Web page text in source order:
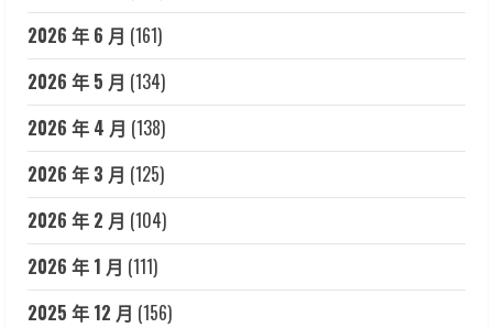
2026 年 6 月 (161)
2026 年 5 月 (134)
2026 年 4 月 (138)
2026 年 3 月 (125)
2026 年 2 月 (104)
2026 年 1 月 (111)
2025 年 12 月 (156)